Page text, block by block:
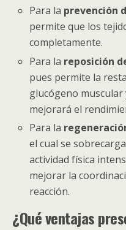
Para la prevención
permite que los
completamente.
Para la reposición
pues permite la
glucógeno muscular
mejorará el
Para la
el cual se
actividad física
mejorar la
reacción.
¿Qué ventajas